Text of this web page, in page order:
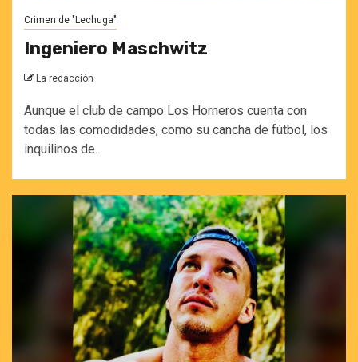
Crimen de "Lechuga"
Ingeniero Maschwitz
La redacción
Aunque el club de campo Los Horneros cuenta con
todas las comodidades, como su cancha de fútbol, los
inquilinos de...